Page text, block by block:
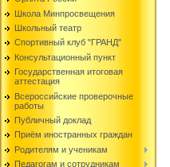
Школа Минпросвещения
Школьный театр
Спортивный клуб "ГРАНД"
Консультационный пункт
Государственная итоговая
аттестация
Всероссийские проверочные
работы
Публичный доклад
Приём иностранных граждан
Родителям и ученикам
Педагогам и сотрудникам